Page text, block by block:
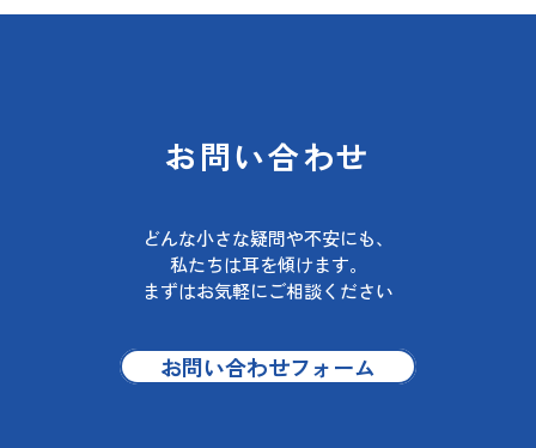
お問い合わせ
どんな小さな疑問や不安にも、
私たちは耳を傾けます。
まずはお気軽にご相談ください
お問い合わせフォーム